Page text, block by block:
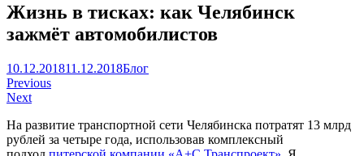
Жизнь в тисках: как Челябинск
зажмёт автомобилистов
Артем
Краснов
10.12.201811.12.2018Блог
Навигация
по
записям
Previous
Next
На развитие транспортной сети Челябинска потратят 13 млрд
рублей за четыре года, использовав комплексный